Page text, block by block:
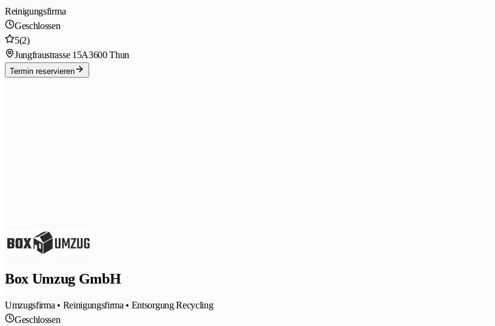
Reinigungsfirma
Geschlossen
5(2)
Jungfraustrasse 15A3600 Thun
Termin reservieren
Box Umzug GmbH
Umzugsfirma • Reinigungsfirma • Entsorgung Recycling
Geschlossen